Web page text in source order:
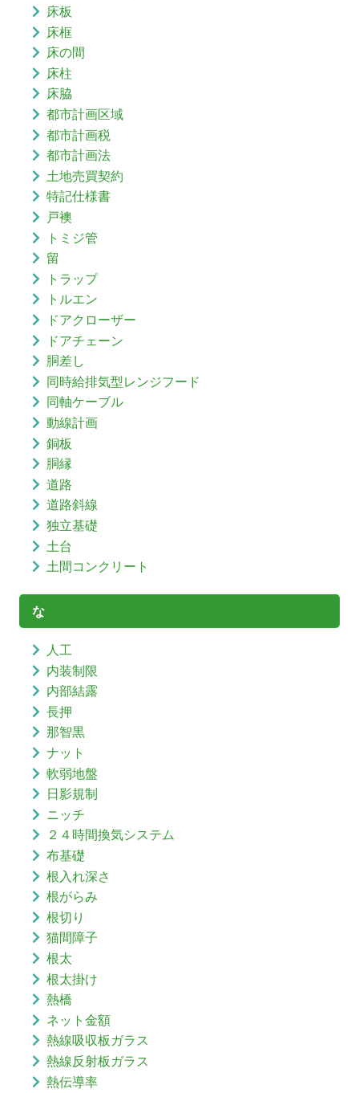
床板
床框
床の間
床柱
床脇
都市計画区域
都市計画税
都市計画法
土地売買契約
特記仕様書
戸襖
トミジ管
留
トラップ
トルエン
ドアクローザー
ドアチェーン
胴差し
同時給排気型レンジフード
同軸ケーブル
動線計画
銅板
胴縁
道路
道路斜線
独立基礎
土台
土間コンクリート
な
人工
内装制限
内部結露
長押
那智黒
ナット
軟弱地盤
日影規制
ニッチ
２４時間換気システム
布基礎
根入れ深さ
根がらみ
根切り
猫間障子
根太
根太掛け
熱橋
ネット金額
熱線吸収板ガラス
熱線反射板ガラス
熱伝導率